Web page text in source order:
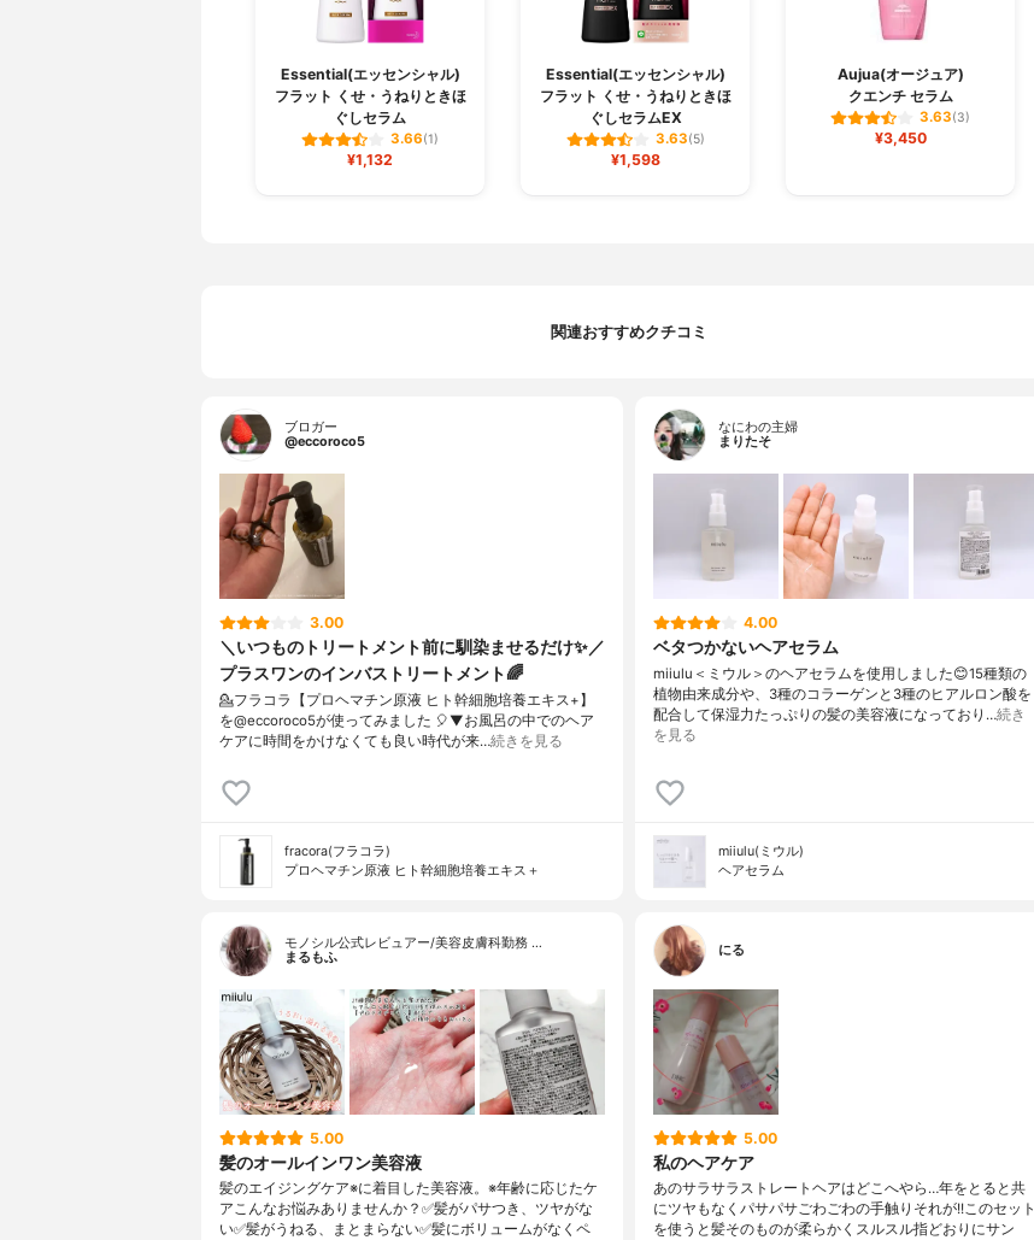
Essential(エッセンシャル)
フラット くせ・うねりときほ
ぐしセラム
3.66(1)
¥1,132
Essential(エッセンシャル)
フラット くせ・うねりときほ
ぐしセラムEX
3.63(5)
¥1,598
Aujua(オージュア)
クエンチ セラム
3.63(3)
¥3,450
関連おすすめクチコミ
ブロガー
@eccoroco5
3.00
＼いつものトリートメント前に馴染ませるだけ✨／
プラスワンのインバストリートメント🌈
💁フラコラ【プロヘマチン原液 ヒト幹細胞培養エキス+】
を@eccoroco5が使ってみました 🎈⁡⁡⁡▼⁡お風呂の中でのヘア
ケアに時間をかけなくても良い時代が来…続きを見る
fracora(フラコラ)
プロヘマチン原液 ヒト幹細胞培養エキス＋
なにわの主婦
まりたそ
4.00
ベタつかないヘアセラム
miiulu＜ミウル＞のヘアセラムを使用しました😊15種類の
植物由来成分や、3種のコラーゲンと3種のヒアルロン酸を
配合して保湿力たっぷりの髪の美容液になっており…続き
を見る
miiulu(ミウル)
ヘアセラム
モノシル公式レビュアー/美容皮膚科勤務 …
まるもふ
5.00
髪のオールインワン美容液
髪のエイジングケア※に着目した美容液。※年齢に応じたケ
アこんなお悩みありませんか？✅髪がパサつき、ツヤがな
い✅髪がうねる、まとまらない✅髪にボリュームがなくペ
にる
5.00
私のヘアケア
あのサラサラストレートヘアはどこへやら…年をとると共
にツヤもなくパサパサごわごわの手触りそれが!!このセット
を使うと髪そのものが柔らかくスルスル指どおりにサン